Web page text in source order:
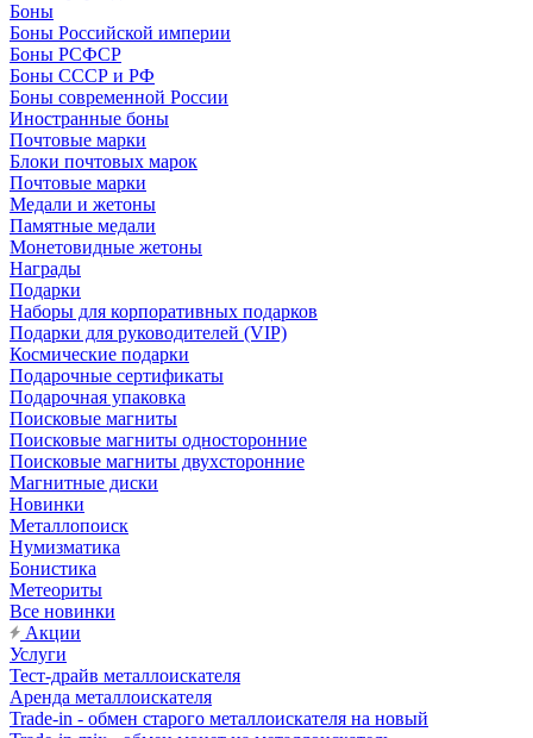
Боны
Боны Российской империи
Боны РСФСР
Боны СССР и РФ
Боны современной России
Иностранные боны
Почтовые марки
Блоки почтовых марок
Почтовые марки
Медали и жетоны
Памятные медали
Монетовидные жетоны
Награды
Подарки
Наборы для корпоративных подарков
Подарки для руководителей (VIP)
Космические подарки
Подарочные сертификаты
Подарочная упаковка
Поисковые магниты
Поисковые магниты односторонние
Поисковые магниты двухсторонние
Магнитные диски
Новинки
Металлопоиск
Нумизматика
Бонистика
Метеориты
Все новинки
Акции
Услуги
Тест-драйв металлоискателя
Аренда металлоискателя
Trade-in - обмен старого металлоискателя на новый